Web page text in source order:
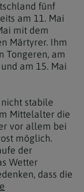
fünf
am 11. Mai
mit dem
Märtyrer. Ihm
Tongeren, am
am 15. Mai
stabile
Mittelalter die
vor allem bei
möglich.
der
Wetter
dass die